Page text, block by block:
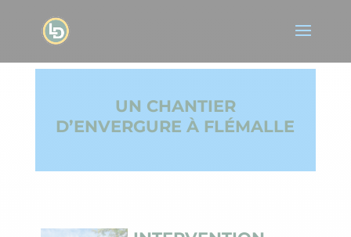
UN CHANTIER
D’ENVERGURE À FLÉMALLE